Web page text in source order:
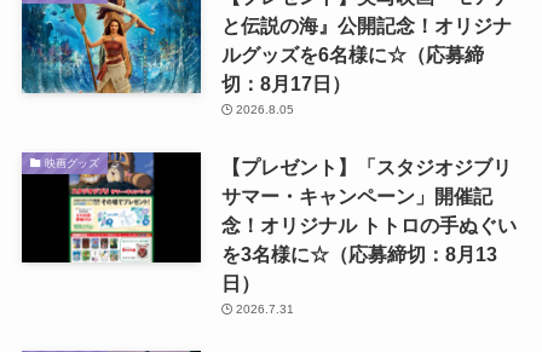
と伝説の海』公開記念！オリジナ
ルグッズを6名様に☆（応募締
切：8月17日）
2026.8.05
映画グッズ
【プレゼント】「スタジオジブリ
サマー・キャンペーン」開催記
念！オリジナル トトロの手ぬぐい
を3名様に☆（応募締切：8月13
日）
2026.7.31